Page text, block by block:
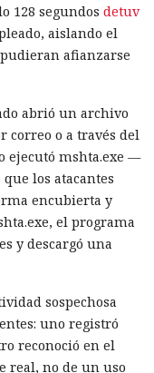
128 segundos detuv
aislando el
afianzarse
abrió un archivo
correo o a través del
ejecutó mshta.exe —
los atacantes
encubierta y
el programa
y descargó una
sospechosa
uno registró
reconoció en el
real, no de un uso